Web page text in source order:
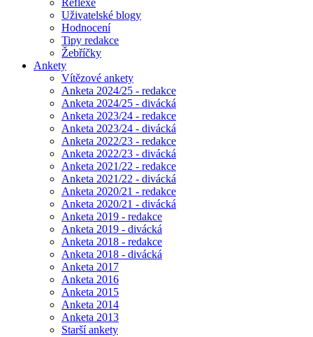
Reflexe
Uživatelské blogy
Hodnocení
Tipy redakce
Žebříčky
Ankety
Vítězové ankety
Anketa 2024/25 - redakce
Anketa 2024/25 - divácká
Anketa 2023/24 - redakce
Anketa 2023/24 - divácká
Anketa 2022/23 - redakce
Anketa 2022/23 - divácká
Anketa 2021/22 - redakce
Anketa 2021/22 - divácká
Anketa 2020/21 - redakce
Anketa 2020/21 - divácká
Anketa 2019 - redakce
Anketa 2019 - divácká
Anketa 2018 - redakce
Anketa 2018 - divácká
Anketa 2017
Anketa 2016
Anketa 2015
Anketa 2014
Anketa 2013
Starší ankety